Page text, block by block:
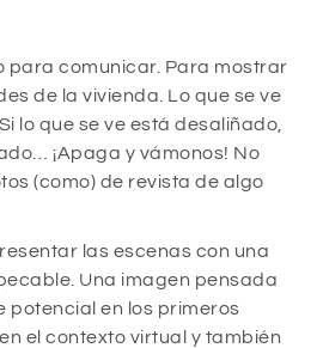
para comunicar. Para mostrar
de la vivienda. Lo que se ve
lo que se ve está desaliñado,
¡Apaga y vámonos! No
(como) de revista de algo
las escenas con una
Una imagen pensada
potencial en los primeros
el contexto virtual y también